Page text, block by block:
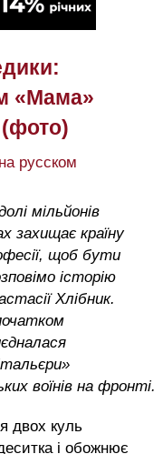
«Мама»
(фото)
русском
мільйонів
захищає країну
щоб бути
історію
Хлібник.
воїнів на фронті.
двох куль
і обожнює